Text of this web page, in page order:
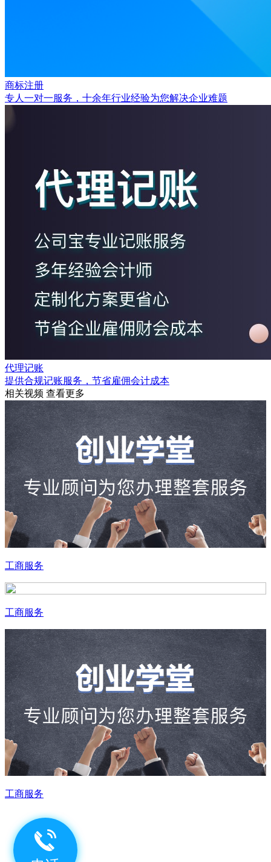
商标注册
专人一对一服务，十余年行业经验为您解决企业难题
代理记账
提供合规记账服务，节省雇佣会计成本
相关视频 查看更多
工商服务
工商服务
工商服务